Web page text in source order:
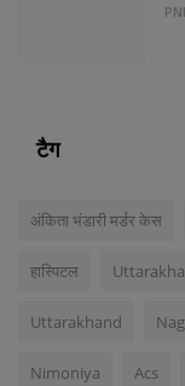
टैग
अंकिता भंडारी मर्डर केस
हास्पिटल
Uttarakhand
Nimoniya Acs